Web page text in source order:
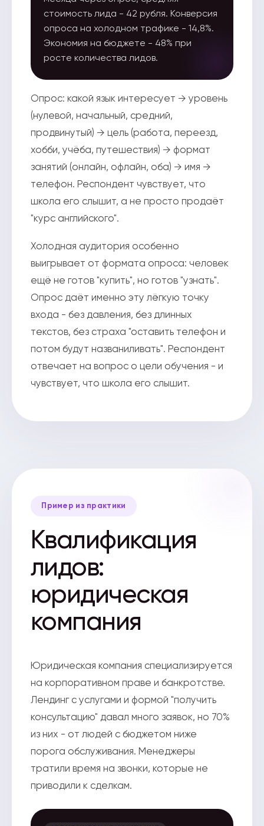
стоимость лида - 42 рубля. Конверсия
опроса на холодном трафике - 14,8%.
Экономия на бюджете - 48% при
росте количества лидов.
Опрос: какой язык интересует → уровень
(нулевой, начальный, средний,
продвинутый) → цель (работа, переезд,
хобби, учёба, путешествия) → формат
занятий (онлайн, офлайн, оба) → имя →
телефон. Респондент чувствует, что
школа его слышит, а не просто продаёт
"курс английского".
Холодная аудитория особенно
выигрывает от формата опроса: человек
ещё не готов "купить", но готов "узнать".
Опрос даёт именно эту лёгкую точку
входа - без давления, без длинных
текстов, без страха "оставить телефон и
потом будут названиливать". Респондент
отвечает на вопрос о цели обучения - и
чувствует, что школа его слышит.
Пример из практики
Квалификация
лидов:
юридическая
компания
Юридическая компания специализируется
на корпоративном праве и банкротстве.
Лендинг с услугами и формой "получить
консультацию" давал много заявок, но 70%
из них - от людей с бюджетом ниже
порога обслуживания. Менеджеры
тратили время на звонки, которые не
приводили к сделкам.